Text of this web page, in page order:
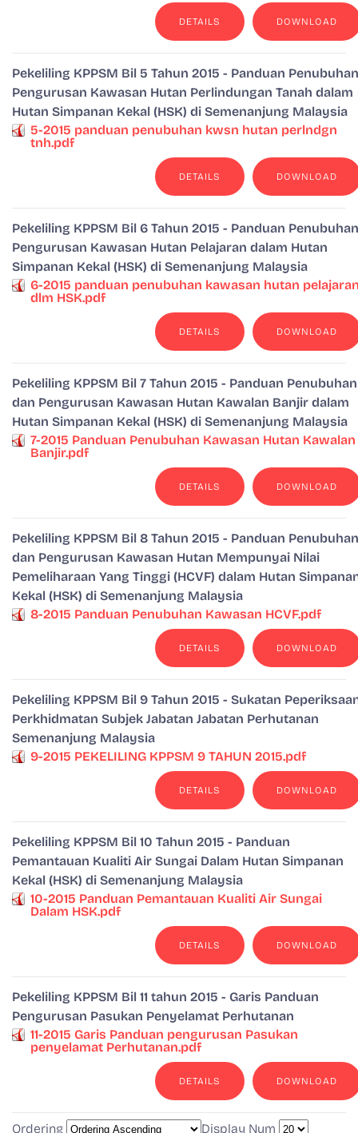
DOWNLOAD
DETAILS
Pekeliling KPPSM Bil 5 Tahun 2015 - Panduan Penubuhan
Pengurusan Kawasan Hutan Perlindungan Tanah dalam
Hutan Simpanan Kekal (HSK) di Semenanjung Malaysia
5-2015 panduan penubuhan kwsn hutan perlndgn
tnh.pdf
DOWNLOAD
DETAILS
Pekeliling KPPSM Bil 6 Tahun 2015 - Panduan Penubuhan
Pengurusan Kawasan Hutan Pelajaran dalam Hutan
Simpanan Kekal (HSK) di Semenanjung Malaysia
6-2015 panduan penubuhan kawasan hutan
dlm HSK.pdf
DOWNLOAD
DETAILS
Pekeliling KPPSM Bil 7 Tahun 2015 - Panduan Penubuhan
dan Pengurusan Kawasan Hutan Kawalan Banjir dalam
Hutan Simpanan Kekal (HSK) di Semenanjung Malaysia
7-2015 Panduan Penubuhan Kawasan Hutan Kawalan
Banjir.pdf
DOWNLOAD
DETAILS
Pekeliling KPPSM Bil 8 Tahun 2015 - Panduan Penubuhan
dan Pengurusan Kawasan Hutan Mempunyai Nilai
Pemeliharaan Yang Tinggi (HCVF) dalam Hutan
Kekal (HSK) di Semenanjung Malaysia
8-2015 Panduan Penubuhan Kawasan HCVF.pdf
DOWNLOAD
DETAILS
Pekeliling KPPSM Bil 9 Tahun 2015 - Sukatan
Perkhidmatan Subjek Jabatan Jabatan Perhutanan
Semenanjung Malaysia
9-2015 PEKELILING KPPSM 9 TAHUN 2015.pdf
DOWNLOAD
DETAILS
Pekeliling KPPSM Bil 10 Tahun 2015 - Panduan
Pemantauan Kualiti Air Sungai Dalam Hutan Simpanan
Kekal (HSK) di Semenanjung Malaysia
10-2015 Panduan Pemantauan Kualiti Air Sungai
Dalam HSK.pdf
DOWNLOAD
DETAILS
Pekeliling KPPSM Bil 11 tahun 2015 - Garis Panduan
Pengurusan Pasukan Penyelamat Perhutanan
11-2015 Garis Panduan pengurusan Pasukan
penyelamat Perhutanan.pdf
DOWNLOAD
DETAILS
Ordering Display Num